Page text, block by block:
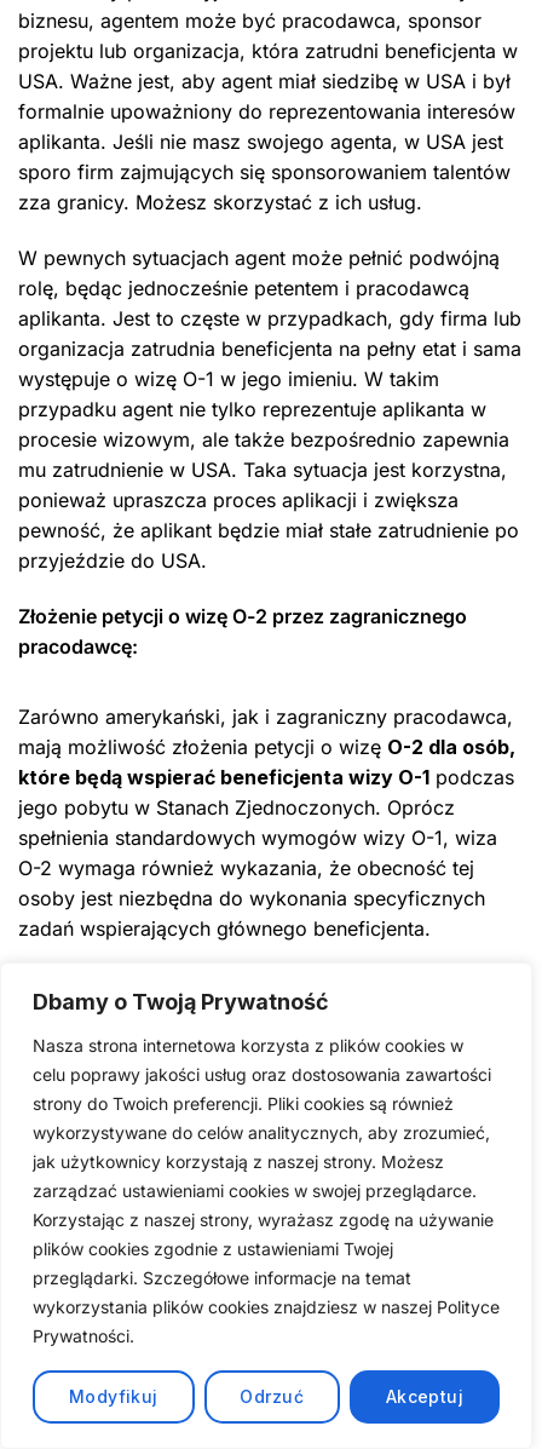
Dbamy o Twoją Prywatność
Nasza strona internetowa korzysta z plików cookies w
celu poprawy jakości usług oraz dostosowania zawartości
strony do Twoich preferencji. Pliki cookies są również
wykorzystywane do celów analitycznych, aby zrozumieć,
jak użytkownicy korzystają z naszej strony. Możesz
zarządzać ustawieniami cookies w swojej przeglądarce.
Korzystając z naszej strony, wyrażasz zgodę na używanie
plików cookies zgodnie z ustawieniami Twojej
przeglądarki. Szczegółowe informacje na temat
wykorzystania plików cookies znajdziesz w naszej Polityce
Prywatności.
Modyfikuj Odrzuć Akceptuj
biznesu, agentem może być pracodawca, sponsor
projektu lub organizacja, która zatrudni beneficjenta w
USA. Ważne jest, aby agent miał siedzibę w USA i był
formalnie upoważniony do reprezentowania interesów
aplikanta. Jeśli nie masz swojego agenta, w USA jest
sporo firm zajmujących się sponsorowaniem talentów
zza granicy. Możesz skorzystać z ich usług.
W pewnych sytuacjach agent może pełnić podwójną
rolę, będąc jednocześnie petentem i pracodawcą
aplikanta. Jest to częste w przypadkach, gdy firma lub
organizacja zatrudnia beneficjenta na pełny etat i sama
występuje o wizę O-1 w jego imieniu. W takim
przypadku agent nie tylko reprezentuje aplikanta w
procesie wizowym, ale także bezpośrednio zapewnia
mu zatrudnienie w USA. Taka sytuacja jest korzystna,
ponieważ upraszcza proces aplikacji i zwiększa
pewność, że aplikant będzie miał stałe zatrudnienie po
przyjeździe do USA.
Złożenie petycji o wizę O-2 przez zagranicznego
pracodawcę:
Zarówno amerykański, jak i zagraniczny pracodawca,
mają możliwość złożenia petycji o wizę O-2 dla osób,
które będą wspierać beneficjenta wizy O-1 podczas
jego pobytu w Stanach Zjednoczonych. Oprócz
spełnienia standardowych wymogów wizy O-1, wiza
O-2 wymaga również wykazania, że obecność tej
osoby jest niezbędna do wykonania specyficznych
zadań wspierających głównego beneficjenta.
Aby ubiegać się o wizę O-1, kluczowym elementem
jest posiadanie ważnego kontraktu z pracodawcą lub
agentem, który potwierdzi zatrudnienie w Stanach
Zjednoczonych. Kontrakt ten musi być zawarty przed
złożeniem petycji o wizę i powinien jasno określać
warunki zatrudnienia, w tym obowiązki,
wynagrodzenie oraz czas trwania kontraktu. W
niektórych przypadkach, zamiast formalnego
kontraktu, można przedłożyć dokładny opis ustaleń
ustnych, które spełniają podobne wymagania. Ważne
opisane, ponieważ stanowią one jedno z głównych
kryteriów, na podstawie których ocenia się zasadność